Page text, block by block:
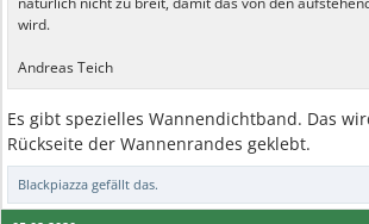
wird.
Andreas Teich
Es gibt spezielles Wannendichtband. Das
Rückseite der Wannenrandes geklebt.
Blackpiazza gefällt das.